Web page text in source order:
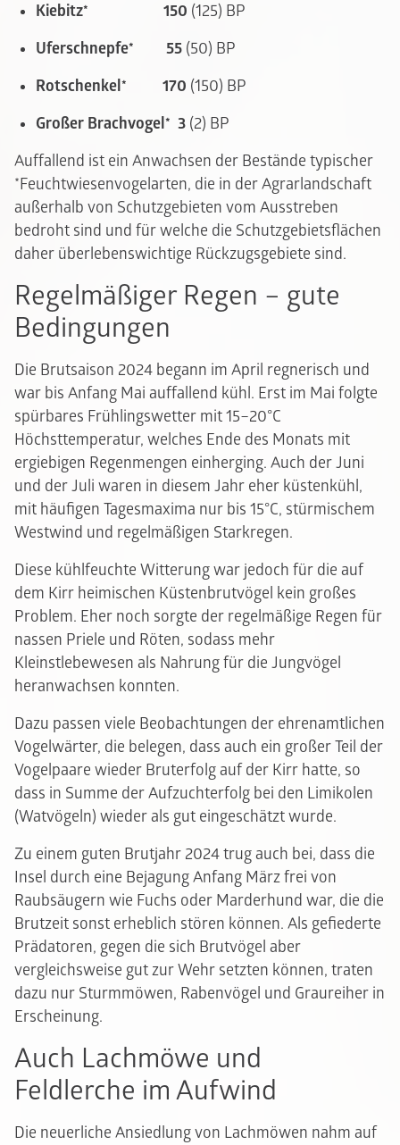
Kiebitz*
150 (125) BP
Uferschnepfe*
55 (50) BP
Rotschenkel*
170 (150) BP
Großer Brachvogel* 3 (2) BP
Auffallend ist ein Anwachsen der Bestände typischer
*Feuchtwiesenvogelarten, die in der Agrarlandschaft
außerhalb von Schutzgebieten vom Ausstreben
bedroht sind und für welche die Schutzgebietsflächen
daher überlebenswichtige Rückzugsgebiete sind.
Regelmäßiger Regen – gute
Bedingungen
Die Brutsaison 2024 begann im April regnerisch und
war bis Anfang Mai auffallend kühl. Erst im Mai folgte
spürbares Frühlingswetter mit 15–20°C
Höchsttemperatur, welches Ende des Monats mit
ergiebigen Regenmengen einherging. Auch der Juni
und der Juli waren in diesem Jahr eher küstenkühl,
mit häufigen Tagesmaxima nur bis 15°C, stürmischem
Westwind und regelmäßigen Starkregen.
Diese kühlfeuchte Witterung war jedoch für die auf
dem Kirr heimischen Küstenbrutvögel kein großes
Problem. Eher noch sorgte der regelmäßige Regen für
nassen Priele und Röten, sodass mehr
Kleinstlebewesen als Nahrung für die Jungvögel
heranwachsen konnten.
Dazu passen viele Beobachtungen der ehrenamtlichen
Vogelwärter, die belegen, dass auch ein großer Teil der
Vogelpaare wieder Bruterfolg auf der Kirr hatte, so
dass in Summe der Aufzuchterfolg bei den Limikolen
(Watvögeln) wieder als gut eingeschätzt wurde.
Zu einem guten Brutjahr 2024 trug auch bei, dass die
Insel durch eine Bejagung Anfang März frei von
Raubsäugern wie Fuchs oder Marderhund war, die die
Brutzeit sonst erheblich stören können. Als gefiederte
Prädatoren, gegen die sich Brutvögel aber
vergleichsweise gut zur Wehr setzten können, traten
dazu nur Sturmmöwen, Rabenvögel und Graureiher in
Erscheinung.
Auch Lachmöwe und
Feldlerche im Aufwind
Die neuerliche Ansiedlung von Lachmöwen nahm auf